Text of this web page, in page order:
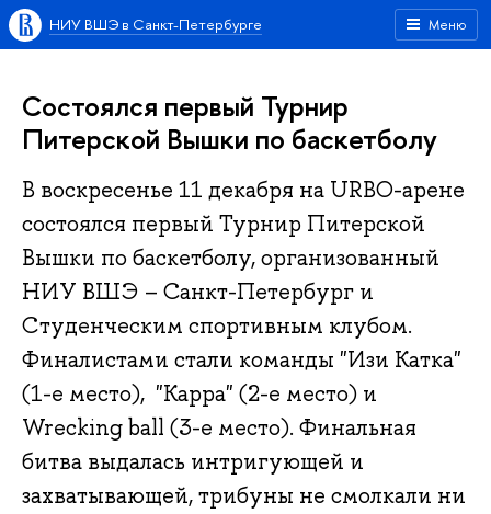
Меню
НИУ ВШЭ в Санкт-Петербурге
Состоялся первый Турнир
Питерской Вышки по баскетболу
В воскресенье 11 декабря на URBO-арене
состоялся первый Турнир Питерской
Вышки по баскетболу, организованный
НИУ ВШЭ – Санкт-Петербург и
Студенческим спортивным клубом.
Финалистами стали команды "Изи Катка"
(1-е место), "Карра" (2-е место) и
Wrecking ball (3-е место). Финальная
битва выдалась интригующей и
захватывающей, трибуны не смолкали ни